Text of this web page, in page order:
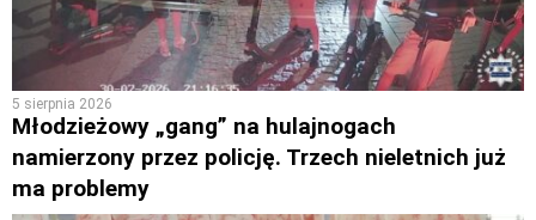
5 sierpnia 2026
Młodzieżowy „gang” na hulajnogach
namierzony przez policję. Trzech nieletnich już
ma problemy